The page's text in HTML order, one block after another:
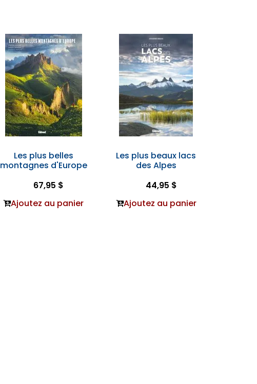
Les plus belles
montagnes d'Europe
67,95 $
Ajoutez au panier
Les plus beaux lacs
des Alpes
44,95 $
Ajoutez au panier